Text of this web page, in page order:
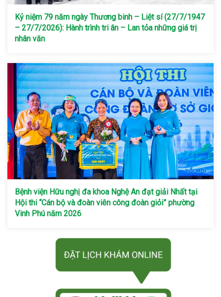
Kỷ niệm 79 năm ngày Thương binh – Liệt sí (27/7/1947
– 27/7/2026): Hành trình tri ân – Lan tỏa những giá trị
nhân văn
Bệnh viện Hữu nghị đa khoa Nghệ An đạt giải Nhất tại
Hội thi “Cán bộ và đoàn viên công đoàn giỏi” phường
Vinh Phú năm 2026